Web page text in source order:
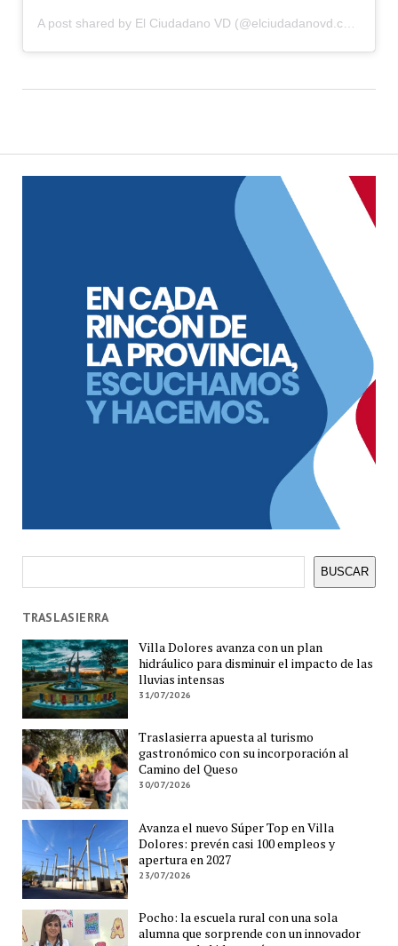
BUSCAR
TRASLASIERRA
Villa Dolores avanza con un plan
hidráulico para disminuir el impacto de las
lluvias intensas
31/07/2026
Traslasierra apuesta al turismo
gastronómico con su incorporación al
Camino del Queso
30/07/2026
Avanza el nuevo Súper Top en Villa
Dolores: prevén casi 100 empleos y
apertura en 2027
23/07/2026
Pocho: la escuela rural con una sola
alumna que sorprende con un innovador
A post shared by El Ciudadano VD (@elciudadanovd.com.ar)